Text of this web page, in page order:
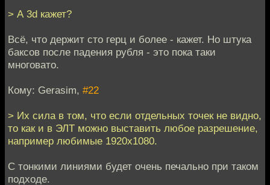
> А 3d кажет?
Всё, что держит сто герц и более - кажет. Но штука
баксов после падения рубля - это пока таки
многовато.
Кому: Gerasim, #22
> Их сила в том, что если отдельных точек не видно,
то как и в ЭЛТ можно выставить любое разрешение,
например любимые 1920x1080.
С тонкими линиями будет очень печально при таком
подходе.